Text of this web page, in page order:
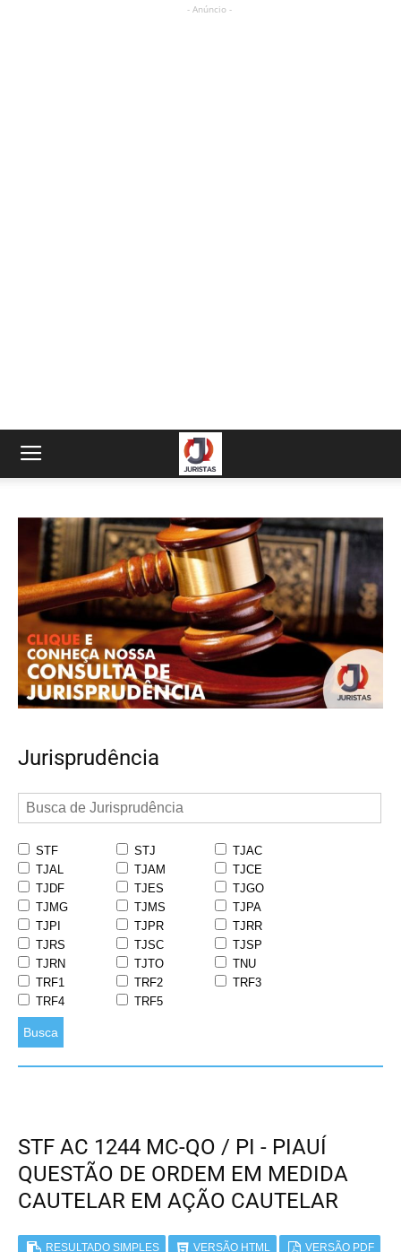
- Anúncio -
Jurisprudência
STF STJ
TJAC
TJAL
TJAM
TJCE
TJDF
TJES
TJGO
TJMG
TJMS
TJPA
TJPI
TJPR
TJRR
TJRS
TJSC
TJSP
TJRN
TJTO
TNU
TRF1
TRF2
TRF3
TRF4
TRF5
Busca
STF AC 1244 MC-QO / PI - PIAUÍ
QUESTÃO DE ORDEM EM MEDIDA
CAUTELAR EM AÇÃO CAUTELAR
RESULTADO SIMPLES VERSÃO HTML VERSÃO PDF